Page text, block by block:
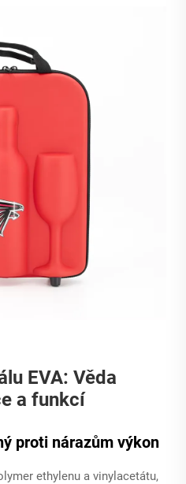
EVA: Věda
a funkcí
proti nárazům výkon
ethylenu a vinylacetátu,